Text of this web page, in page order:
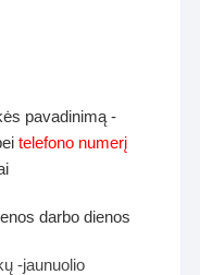
pavadinimą -
telefono numerį
darbo dienos
-jaunuolio